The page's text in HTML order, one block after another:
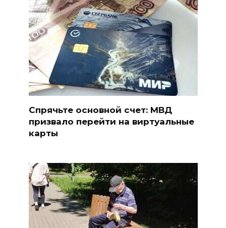
Спрячьте основной счет: МВД
призвало перейти на виртуальные
карты